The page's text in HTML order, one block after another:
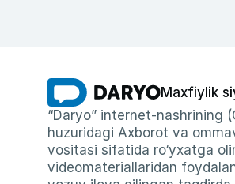
Maxfiylik
“Daryo” internet-nashrining
huzuridagi Axborot va
vositasi sifatida ro‘yxatga
videomateriallaridan